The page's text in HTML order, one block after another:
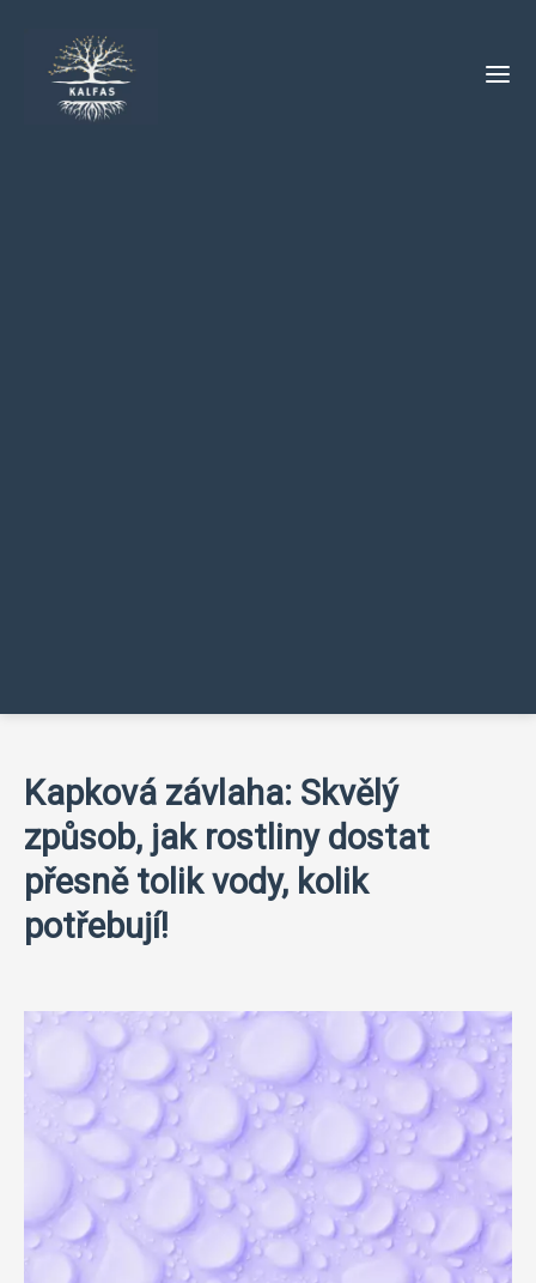
Kapková závlaha: Skvělý
způsob, jak rostliny dostat
přesně tolik vody, kolik
potřebují!